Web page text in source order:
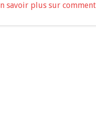
savoir plus sur